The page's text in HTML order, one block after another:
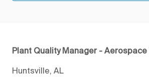
Plant Quality Manager -
Huntsville, AL